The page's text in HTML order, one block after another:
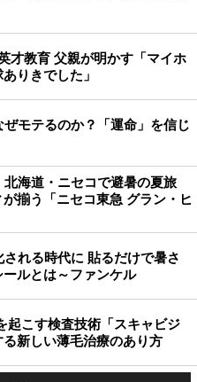
才教育 父親が明かす「マイホ
りきでした」
モテるのか？「運命」を信じ
海道・ニセコで避暑の夏旅
揃う「ニセコ東急 グラン・ヒ
れる時代に 貼るだけで暑さ
ルとは～ファンケル
起こす検査技術「スキャビジ
新しい薄毛治療のあり方